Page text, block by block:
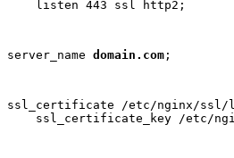
    listen 443 ssl http2;
server_name domain.com ;
ssl_certificate /etc/nginx/
ssl_certificate_key /etc/